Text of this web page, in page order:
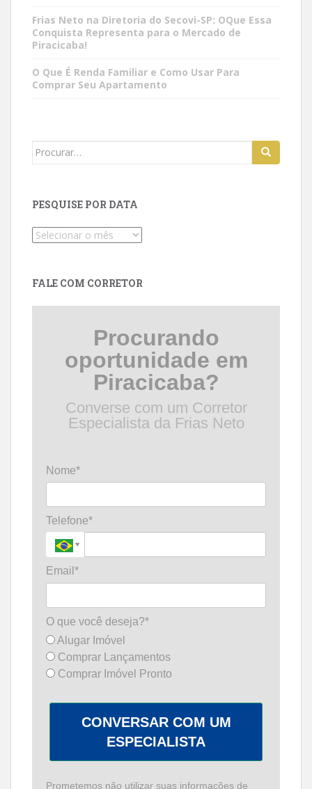
Frias Neto na Diretoria do Secovi-SP: OQue Essa
Conquista Representa para o Mercado de
Piracicaba!
O Que É Renda Familiar e Como Usar Para
Comprar Seu Apartamento
Search
PESQUISE POR DATA
Pesquise
FALE COM CORRETOR
Procurando
oportunidade em
Piracicaba?
Converse com um Corretor
Especialista da Frias Neto
Nome*
Telefone*
Email*
O que você deseja?*
Alugar Imóvel
Comprar Lançamentos
Comprar Imóvel Pronto
CONVERSAR COM UM
ESPECIALISTA
Prometemos não utilizar suas informações de